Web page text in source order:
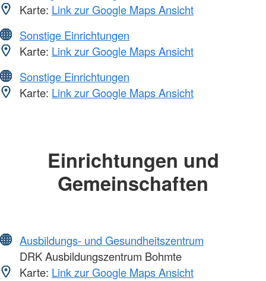
Karte: Link zur Google Maps Ansicht
Sonstige Einrichtungen
Karte: Link zur Google Maps Ansicht
Sonstige Einrichtungen
Karte: Link zur Google Maps Ansicht
Einrichtungen und
Gemeinschaften
Ausbildungs- und Gesundheitszentrum
DRK Ausbildungszentrum Bohmte
Karte: Link zur Google Maps Ansicht